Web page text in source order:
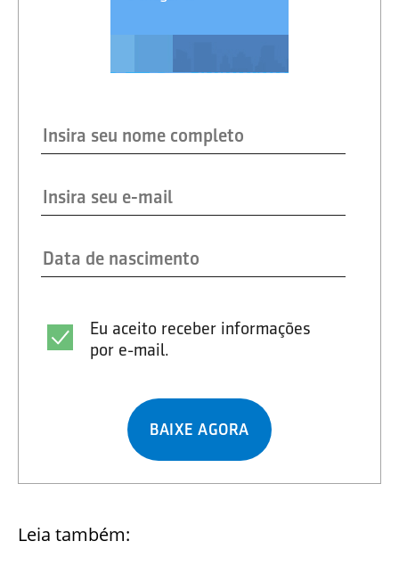
Eu aceito receber informações
por e-mail.
BAIXE AGORA
Leia também: